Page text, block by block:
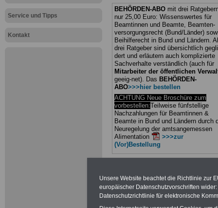
Service und Tipps
Kontakt
BEHÖRDEN-ABO mit drei
nur 25,00 Euro: Wissenswertes für
Beamtinnen und Beamte, Beamten-
versorgungsrecht (Bund/Länder)
Beihilferecht in Bund und Ländern.
drei Ratgeber sind übersichtlich
dert und erläutern auch komplizierte
Sachverhalte verständlich (auch für
Mitarbeiter der öffentlichen
geeig-net). Das BEHÖRDEN-
ABO>>>hier bestellen
ACHTUNG Neue Broschüre zum
vorbestellen:Teilweise fünfstellige
Nachzahlungen für Beamtinnen &
Beamte in Bund und Ländern durch
Neuregelung der amtsangemessen
Alimentation
>>>zur
(Vor)Bestellung
Unsere Website beachtet die Richtlinie zur
europäischer Datenschutzvorschriften
Datenschutzrichtlinie für elektronische